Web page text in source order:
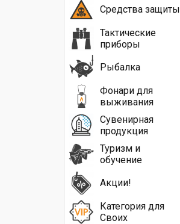
Средства защиты
Тактические
приборы
Рыбалка
Фонари для
выживания
Сувенирная
продукция
Туризм и
обучение
Акции!
Категория для
Своих